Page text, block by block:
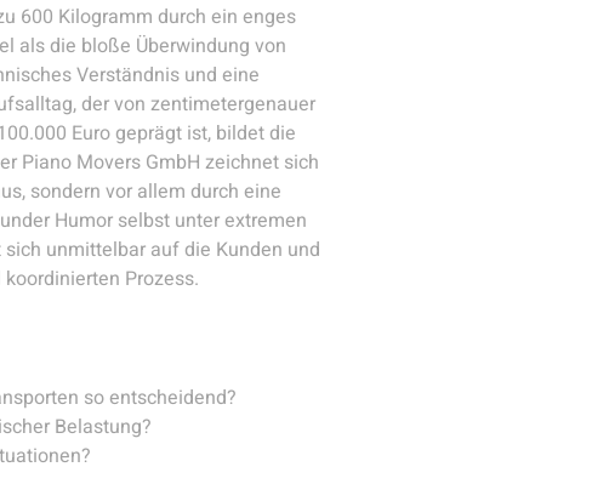
600 Kilogramm durch ein enges
als die bloße Überwindung von
Verständnis und eine
der von zentimetergenauer
Euro geprägt ist, bildet die
Piano Movers GmbH zeichnet sich
sondern vor allem durch eine
Humor selbst unter extremen
unmittelbar auf die Kunden und
Prozess.
so entscheidend?
Belastung?